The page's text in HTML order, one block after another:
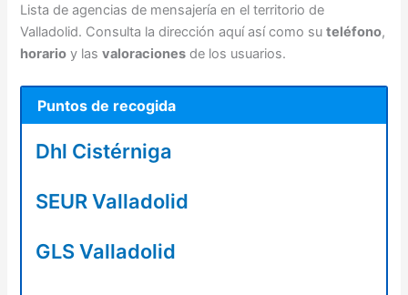
Lista de agencias de mensajería en el territorio de
Valladolid. Consulta la dirección aquí así como suteléfono,
horario y lasvaloraciones de los usuarios.
Puntos de recogida
Dhl Cistérniga
SEUR Valladolid
GLS Valladolid